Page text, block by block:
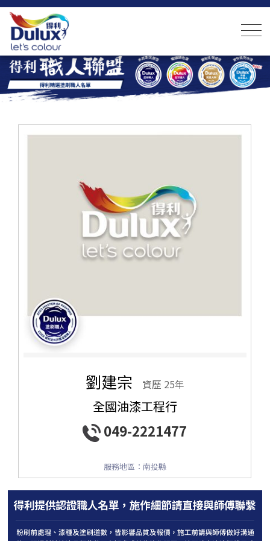
劉建宗 資歷 25年
全國油漆工程行
049-2221477
服務地區：南投縣